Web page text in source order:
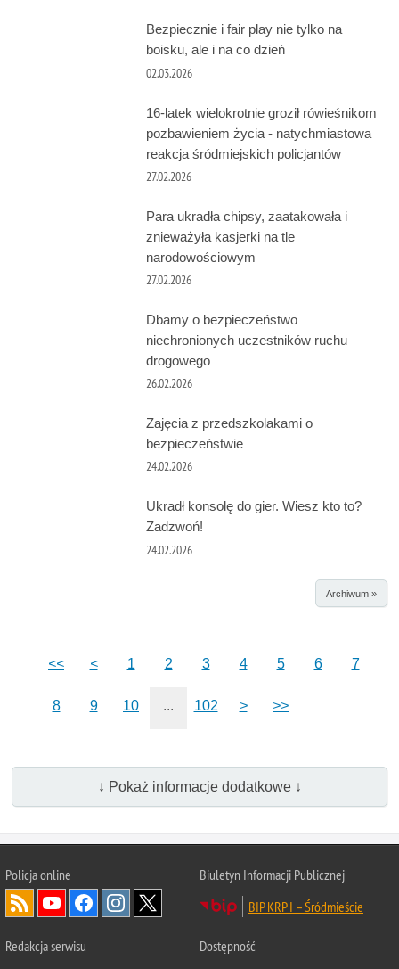
Bezpiecznie i fair play nie tylko na
boisku, ale i na co dzień
02.03.2026
16-latek wielokrotnie groził rówieśnikom
pozbawieniem życia - natychmiastowa
reakcja śródmiejskich policjantów
27.02.2026
Para ukradła chipsy, zaatakowała i
znieważyła kasjerki na tle
narodowościowym
27.02.2026
Dbamy o bezpieczeństwo
niechronionych uczestników ruchu
drogowego
26.02.2026
Zajęcia z przedszkolakami o
bezpieczeństwie
24.02.2026
Ukradł konsolę do gier. Wiesz kto to?
Zadzwoń!
24.02.2026
Archiwum »
<< < 1 2 3 4 5 6 7
8 9 10 ... 102 > >>
↓ Pokaż informacje dodatkowe ↓
Policja online
Biuletyn Informacji Publicznej
BIP KRP I – Śródmieście
Redakcja serwisu
Dostępność